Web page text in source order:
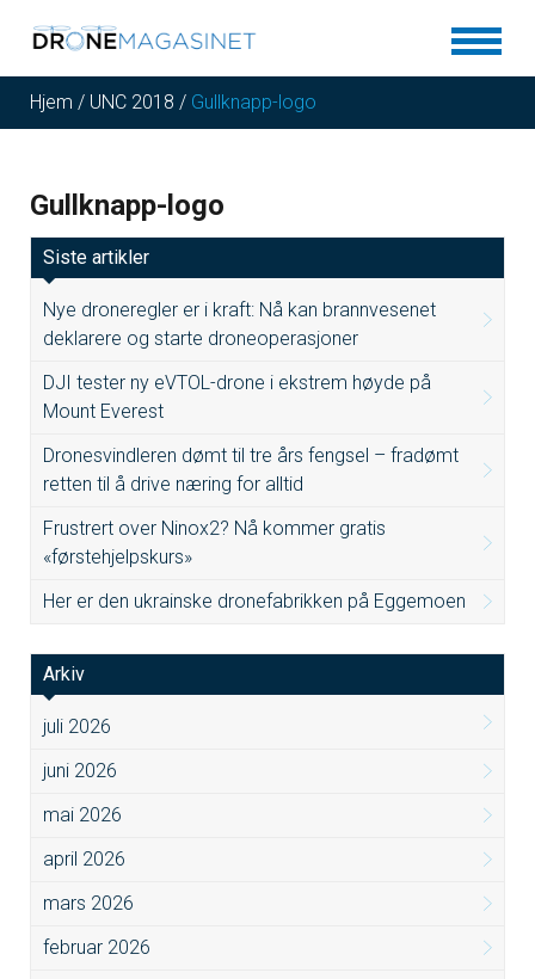
Hjem / UNC 2018 / Gullknapp-logo
Gullknapp-logo
Siste artikler
Nye droneregler er i kraft: Nå kan brannvesenet
deklarere og starte droneoperasjoner
DJI tester ny eVTOL-drone i ekstrem høyde på
Mount Everest
Dronesvindleren dømt til tre års fengsel – fradømt
retten til å drive næring for alltid
Frustrert over Ninox2? Nå kommer gratis
«førstehjelpskurs»
Her er den ukrainske dronefabrikken på Eggemoen
Arkiv
juli 2026
juni 2026
mai 2026
april 2026
mars 2026
februar 2026